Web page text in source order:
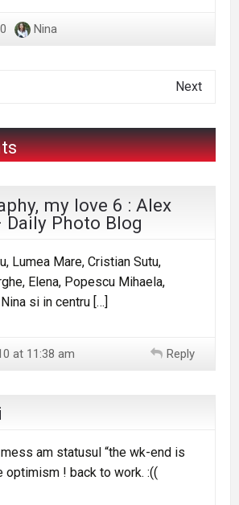
Nina
Next
my love 6 : Alex
Daily Photo Blog
Lumea Mare, Cristian Sutu,
Elena, Popescu Mihaela,
si in centru […]
at 11:38 am Reply
am statusul “the wk-end is
optimism ! back to work. :((